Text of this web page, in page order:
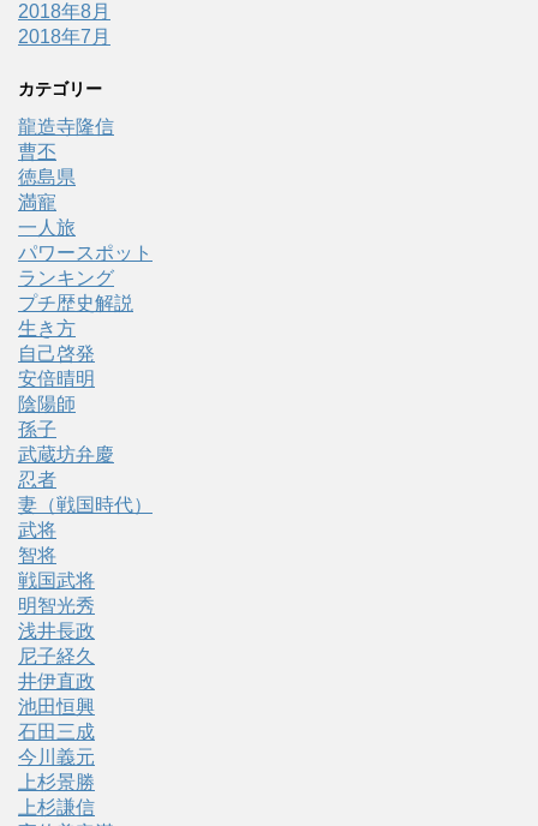
2018年8月
2018年7月
カテゴリー
龍造寺隆信
曹丕
徳島県
満寵
一人旅
パワースポット
ランキング
プチ歴史解説
生き方
自己啓発
安倍晴明
陰陽師
孫子
武蔵坊弁慶
忍者
妻（戦国時代）
武将
智将
戦国武将
明智光秀
浅井長政
尼子経久
井伊直政
池田恒興
石田三成
今川義元
上杉景勝
上杉謙信